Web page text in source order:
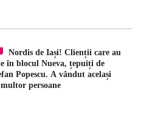
Nordis de Iași! Clienții care au
în blocul Nueva, țepuiți de
Popescu. A vândut același
persoane